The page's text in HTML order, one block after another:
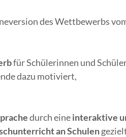
des Wettbewerbs
für Schülerinnen und
dazu motiviert,
durch eineinteraktive
an Schulen